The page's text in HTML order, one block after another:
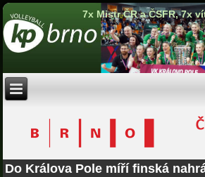
7x Mistr ČR a ČSFR, 7x
Do Králova Pole míří finská